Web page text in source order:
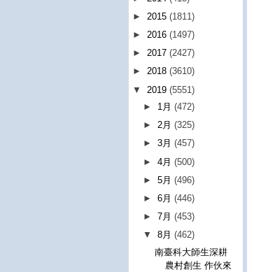
► 2015 (1811)
► 2016 (1497)
► 2017 (2427)
► 2018 (3610)
▼ 2019 (5551)
► 1月(472)
►2月(325)
►3月(457)
►4月(500)
►5月(496)
►6月(446)
►7月(453)
▼8月(462)
南臺科大師生深耕
農村創生 作伙來